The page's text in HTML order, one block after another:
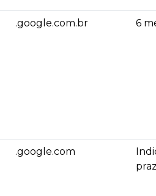
.google.com.br 6
.google.com